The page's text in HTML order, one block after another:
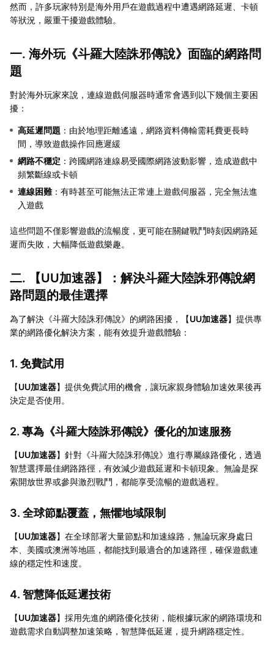
然而，許多玩家特別是海外用戶在遊戲過程中遭遇網路延遲、卡頓
等狀況，嚴重干擾遊戲體驗。
一. 海外玩《斗羅大陸誅邪傳說》面臨的網路問
題
對於海外玩家來說，連線遊戲伺服器時通常會遇到以下幾個主要困
擾：
高延遲問題 ：由於地理距離遙遠，網路資料傳輸需耗費更長時
間，導致遊戲操作回應遲緩
網路不穩定 ：跨國網路連線易受國際網路波動影響，造成遊戲中
頻繁斷線或卡頓
連線困難：有時甚至可能無法正常連上遊戲伺服器，完全無法進
入遊戲
這些問題不僅影響遊戲的流暢度，更可能在關鍵戰鬥時刻因網路延
遲而失敗，大幅降低遊戲樂趣。
二. 【UU加速器】：解決斗羅大陸誅邪傳說網
路問題的最佳選擇
為了解決《斗羅大陸誅邪傳說》的網路困擾，【UU加速器】提供專
業的網路優化解決方案，能有效提升遊戲體驗：
1. 免費試用
【UU加速器】提供免費試用的機會，讓玩家親身體驗加速效果後再
決定是否使用。
2. 專為《斗羅大陸誅邪傳說》優化的加速服務
【UU加速器】針對《斗羅大陸誅邪傳說》進行專屬線路優化，透過
智慧選擇最佳網路路徑，有效減少遊戲延遲和卡頓現象。無論是探
索開放世界或參與激烈戰鬥，都能享受流暢的遊戲過程。
3. 全球節點覆蓋，無懼地域限制
【UU加速器】在全球部署大量節點和加速線路，無論玩家身處日
本、美國或澳洲等地區，都能找到最適合的加速路徑，確保遊戲連
線的穩定性和速度。
4. 智慧降低延遲技術
【UU加速器】採用先進的網路優化技術，能根據玩家的網路環境和
遊戲需求自動調整加速策略，智慧降低延遲，提升網路穩定性。